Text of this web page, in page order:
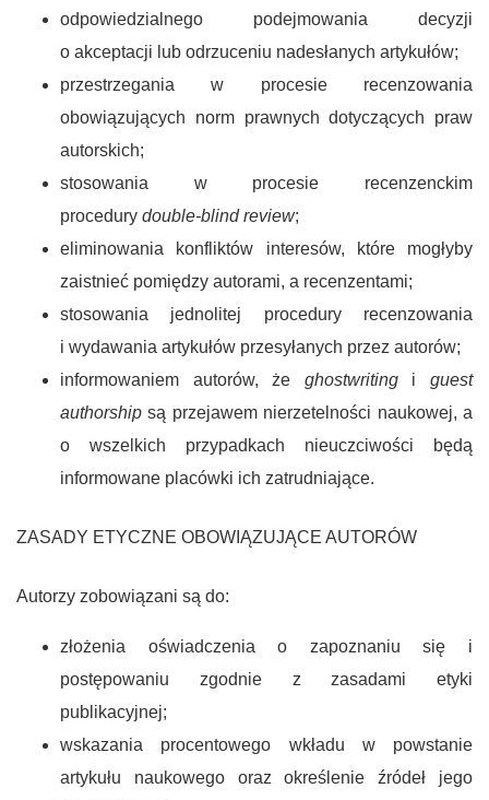
odpowiedzialnego podejmowania decyzji
o akceptacji lub odrzuceniu nadesłanych artykułów;
przestrzegania w procesie recenzowania
obowiązujących norm prawnych dotyczących praw
autorskich;
stosowania w procesie recenzenckim
procedury double-blind review;
eliminowania konfliktów interesów, które mogłyby
zaistnieć pomiędzy autorami, a recenzentami;
stosowania jednolitej procedury recenzowania
i wydawania artykułów przesyłanych przez autorów;
informowaniem autorów, że ghostwritingiguest
authorship są przejawem nierzetelności naukowej, a
o wszelkich przypadkach nieuczciwości będą
informowane placówki ich zatrudniające.
ZASADY ETYCZNE OBOWIĄZUJĄCE AUTORÓW
Autorzy zobowiązani są do:
złożenia oświadczenia o zapoznaniu się i
postępowaniu zgodnie z zasadami etyki
publikacyjnej;
wskazania procentowego wkładu w powstanie
artykułu naukowego oraz określenie źródeł jego